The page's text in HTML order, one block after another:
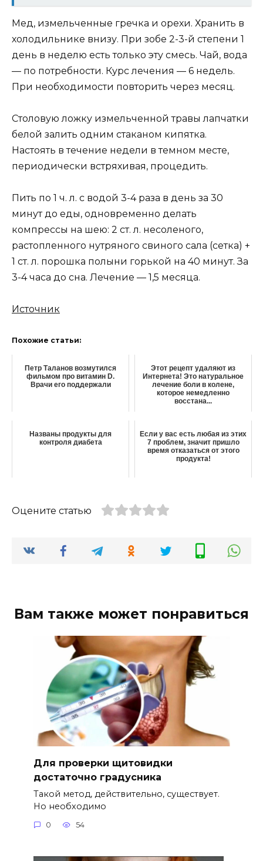
Мед, измельченные гречка и орехи. Хранить в
холодильнике внизу. При зобе 2-3-й степени 1
день в неделю есть только эту смесь. Чай, вода
— по потребности. Курс лечения — 6 недель.
При необходимости повторить через месяц.
Столовую ложку измельченной травы лапчатки
белой залить одним стаканом кипятка.
Настоять в течение недели в темном месте,
периодически встряхивая, процедить.
Пить по 1 ч. л. с водой 3-4 раза в день за 30
минут до еды, одновременно делать
компрессы на шею: 2 ст. л. несоленого,
растопленного нутряного свиного сала (сетка) +
1 ст. л. порошка полыни горькой на 40 минут. За
3-4 часа до сна. Лечение — 1,5 месяца.
Источник
Похожие статьи:
Петр Таланов возмутился
фильмом про витамин D.
Врачи его поддержали
Этот рецепт удаляют из
Интернета! Это натуральное
лечение боли в колене,
которое немедленно
восстана...
Названы продукты для
контроля диабета
Если у вас есть любая из этих
7 проблем, значит пришло
время отказаться от этого
продукта!
Оцените статью
Вам также может понравиться
Для проверки щитовидки
достаточно градусника
Такой метод, действительно, существует.
Но необходимо
0 54